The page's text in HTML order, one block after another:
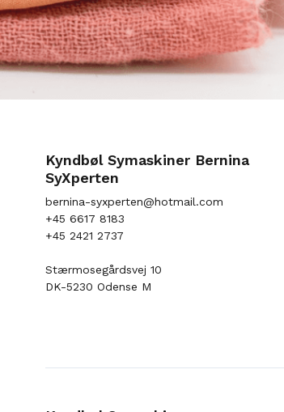
Kyndbøl Symaskiner Bernina
SyXperten
bernina-syxperten@hotmail.com
+45 6617 8183
+45 2421 2737
Stærmosegårdsvej 10
DK-5230 Odense M